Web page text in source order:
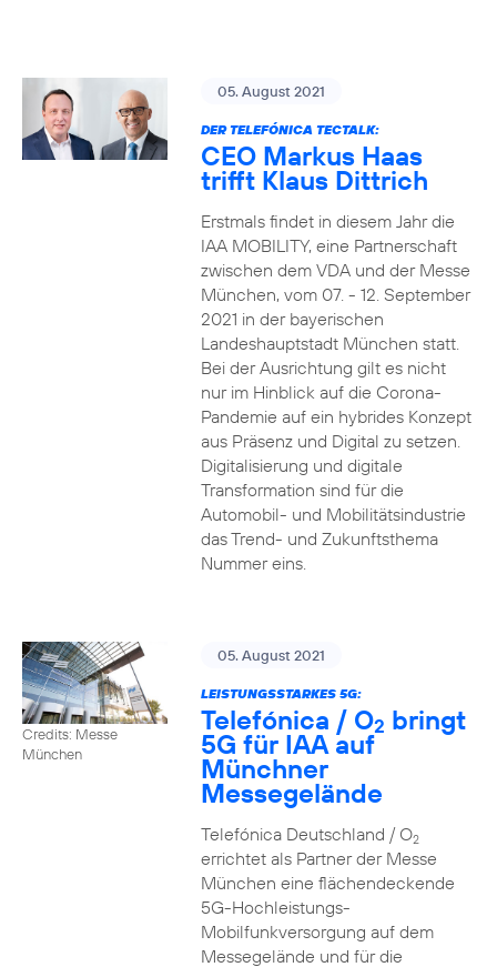
05. August 2021
DER TELEFÓNICA TECTALK:
CEO Markus Haas
trifft Klaus Dittrich
Erstmals findet in diesem Jahr die
IAA MOBILITY, eine Partnerschaft
zwischen dem VDA und der Messe
München, vom 07. - 12. September
2021 in der bayerischen
Landeshauptstadt München statt.
Bei der Ausrichtung gilt es nicht
nur im Hinblick auf die Corona-
Pandemie auf ein hybrides Konzept
aus Präsenz und Digital zu setzen.
Digitalisierung und digitale
Transformation sind für die
Automobil- und Mobilitätsindustrie
das Trend- und Zukunftsthema
Nummer eins.
Credits: Messe
München
05. August 2021
LEISTUNGSSTARKES 5G:
Telefónica / O2 bringt
5G für IAA auf
Münchner
Messegelände
Telefónica Deutschland / O2
errichtet als Partner der Messe
München eine flächendeckende
5G-Hochleistungs-
Mobilfunkversorgung auf dem
Messegelände und für die